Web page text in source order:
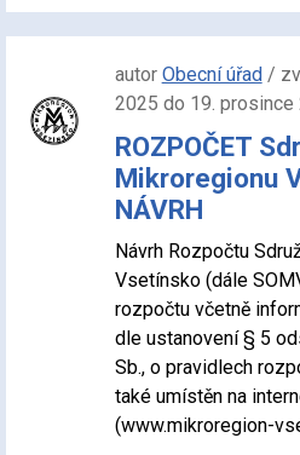
autor Obecní úřad/
2025 do 19. prosince
ROZPOČET
Mikroregionu
NÁVRH
Návrh Rozpočtu
Vsetínsko (dále
rozpočtu včetně
dle ustanovení § 5
Sb., o pravidlech
také umístěn na
(www.mikroregion-